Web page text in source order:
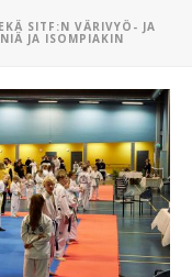
SITF:N VÄRIVYÖ- JA
JA ISOMPIAKIN